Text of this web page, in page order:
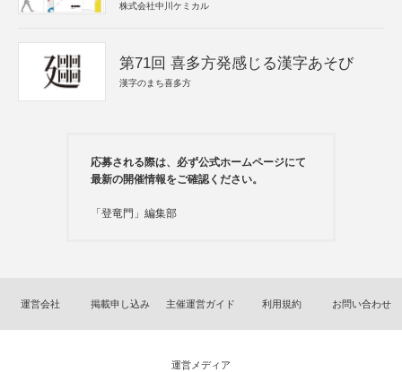
株式会社中川ケミカル
第71回 喜多方発感じる漢字あそび
漢字のまち喜多方
応募される際は、必ず公式ホームページにて
最新の開催情報をご確認ください。
「登竜門」編集部
運営会社 掲載申し込み 主催運営ガイド 利用規約 お問い合わせ
運営メディア